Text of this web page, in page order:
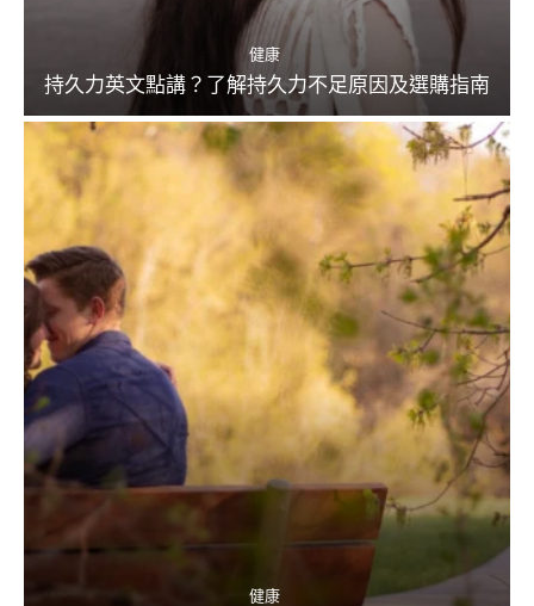
健康
持久力英文點講？了解持久力不足原因及選購指南
健康